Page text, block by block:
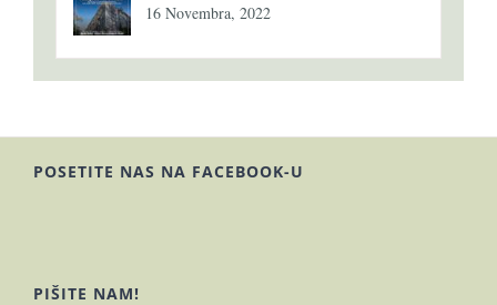
16 Novembra, 2022
POSETITE NAS NA FACEBOOK-U
PIŠITE NAM!